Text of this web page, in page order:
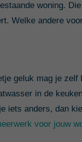
woning.
Welke andere
geluk mag je zelf
in de
iets anders, dan
voor jouw